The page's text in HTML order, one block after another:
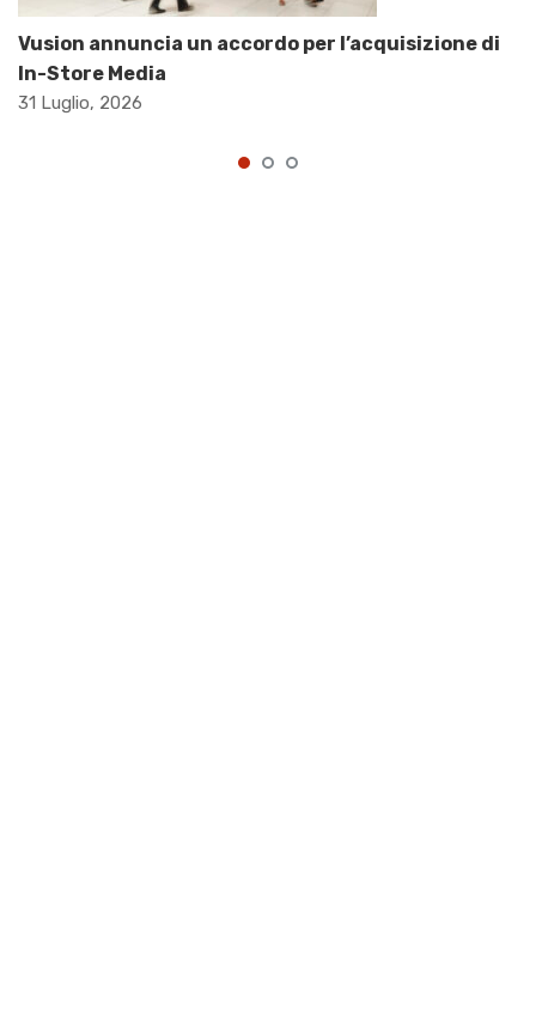
Vusion annuncia un accordo per l’acquisizione di
In-Store Media
31 Luglio, 2026